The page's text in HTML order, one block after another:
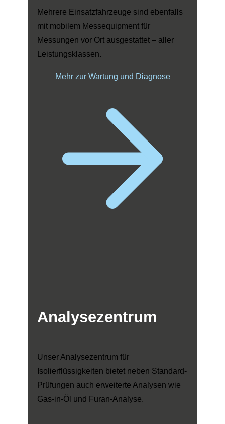
Mehrere Einsatzfahrzeuge sind ebenfalls
mit mobilem Messequipment für
Messungen vor Ort ausgestattet – aller
Leistungsklassen.
Mehr zur Wartung und Diagnose
Analysezentrum
Unser Analysezentrum für
Isolierflüssigkeiten bietet neben Standard-
Prüfungen auch erweiterte Analysen wie
Gas-in-Öl und Furan-Analyse.